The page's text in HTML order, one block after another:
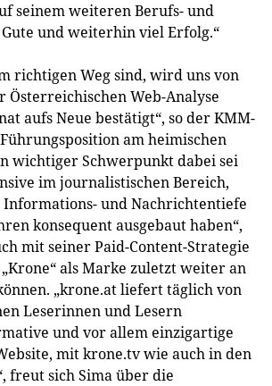
seinem weiteren Berufs- und
und weiterhin viel Erfolg.“
richtigen Weg sind, wird uns von
Österreichischen Web-Analyse
aufs Neue bestätigt“, so der KMM-
am heimischen
wichtiger Schwerpunkt dabei sei
im journalistischen Bereich,
und Nachrichtentiefe
konsequent ausgebaut haben“,
mit seiner Paid-Content-Strategie
als Marke zuletzt weiter an
„krone.at liefert täglich von
Leserinnen und Lesern
und vor allem einzigartige
mit krone.tv wie auch in den
freut sich Sima über die